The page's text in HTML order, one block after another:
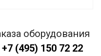
оборудования
+7 (495) 150 72 22